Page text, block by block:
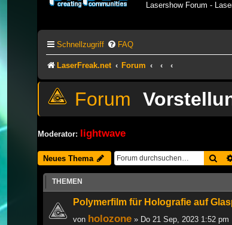
Lasershow Forum -
Schnellzugriff FAQ
LaserFreak.net Forum
Moderator: lightwave
Neues Thema
THEMEN
Polymerfilm für Holografie auf
von holozone » Do 21 Sep, 2023 1:52 pm